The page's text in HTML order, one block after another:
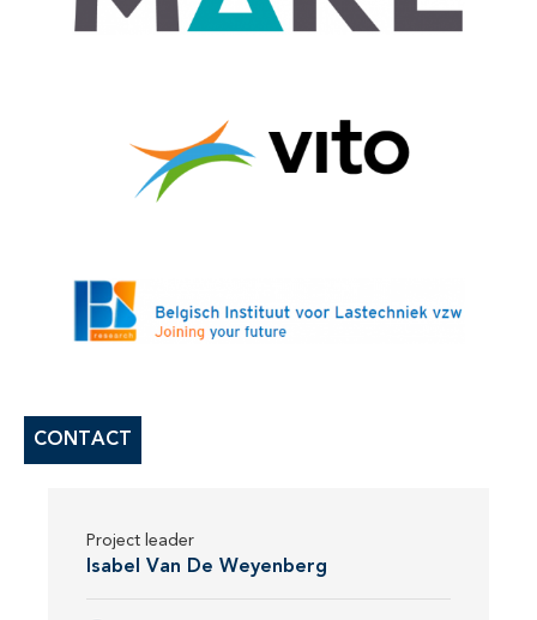
CONTACT
Project leader
Isabel Van De Weyenberg